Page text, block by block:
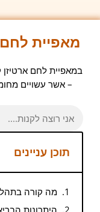
מאפיית
במאפיית לחם ארטיזן
– אשר עשויים
תוכן עניינים
מה קורה